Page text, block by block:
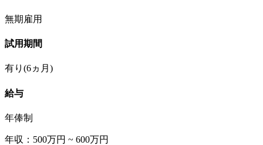
無期雇用
試用期間
有り(6ヵ月)
給与
年俸制
年収：500万円 ~ 600万円